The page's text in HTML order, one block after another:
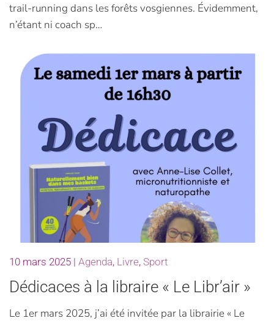
trail-running dans les forêts vosgiennes. Évidemment,
n’étant ni coach sp…
10 mars 2025 | Agenda, Livre, Sport
Dédicaces à la libraire « Le Libr’air »
Le 1er mars 2025, j’ai été invitée par la librairie « Le